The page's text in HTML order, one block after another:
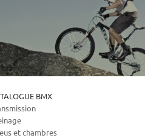
BMX
et chambres